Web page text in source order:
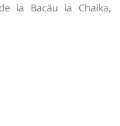
la Bacău la Chaika,